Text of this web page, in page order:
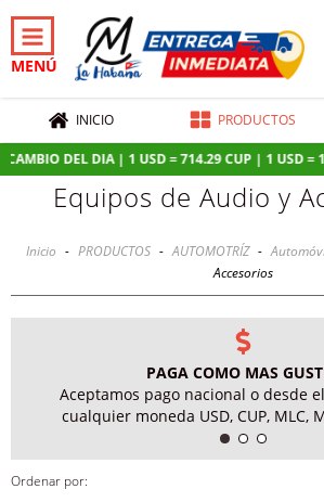
DEL DIA | 1 USD = 714.29 CUP | 1 USD =
MENÚ
INICIO PRODUCTOS
Equipos de Audio y
Inicio - PRODUCTOS - AUTOMOTRÍZ -
Accesorios
PAGA COMO MAS
Aceptamos pago nacional o desde
cualquier moneda USD, CUP, MLC,
Ordenar por: